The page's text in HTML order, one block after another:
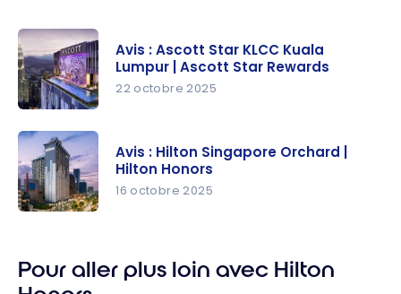
Ascott Star
KLCC Kuala
Lumpur |
Ascott Star
Avis : Ascott Star KLCC Kuala
Lumpur | Ascott Star Rewards
22 octobre 2025
Orchard |
Hilton
Avis : Hilton Singapore Orchard |
Hilton Honors
16 octobre 2025
Pour aller plus loin avec Hilton